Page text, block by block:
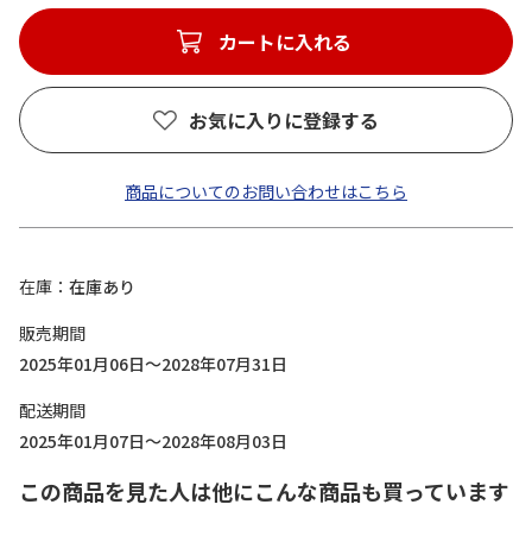
カートに入れる
お気に入りに登録する
商品についてのお問い合わせはこちら
在庫
在庫あり
販売期間
2025年01月06日～2028年07月31日
配送期間
2025年01月07日～2028年08月03日
この商品を見た人は他にこんな商品も買っています